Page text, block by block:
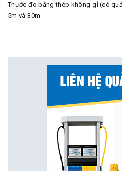
Thước đo bằng thép không gỉ (có
5m và 30m